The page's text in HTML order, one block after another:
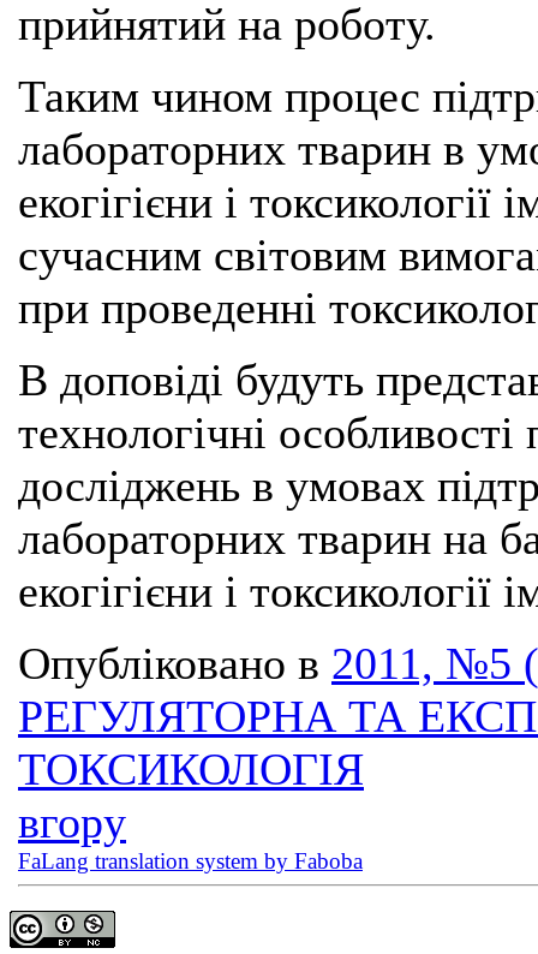
прийнятий на роботу.
Таким чином процес
лабораторних тварин в
екогігієни і
сучасним світовим
при проведенні
В доповіді будуть
технологічні
досліджень в умовах
лабораторних тварин на
екогігієни і
Опубліковано в 2011, №5
РЕГУЛЯТОРНА ТА
ТОКСИКОЛОГІЯ
вгору
FaLang translation system by Faboba